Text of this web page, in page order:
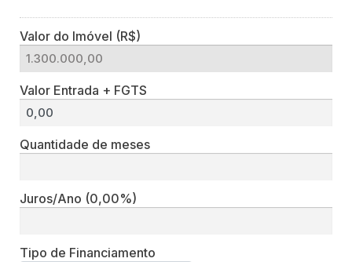
Valor do Imóvel (R$)
Valor Entrada + FGTS
Quantidade de meses
Juros/Ano (0,00%)
Tipo de Financiamento